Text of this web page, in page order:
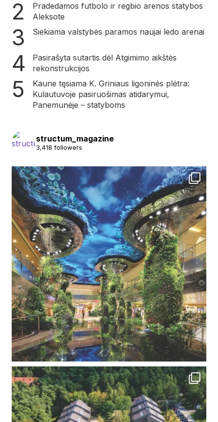
Pradedamos futbolo ir regbio arenos statybos
Aleksote
Siekiama valstybės paramos naujai ledo arenai
Pasirašyta sutartis dėl Atgimimo aikštės
rekonstrukcijos
Kaune tęsiama K. Griniaus ligoninės plėtra:
Kulautuvoje pasiruošimas atidarymui,
Panemunėje – statyboms
structum_magazine
3,418 followers